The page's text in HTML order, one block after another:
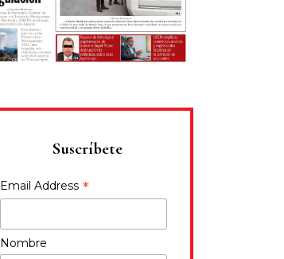
Suscríbete
Email Address *
Nombre